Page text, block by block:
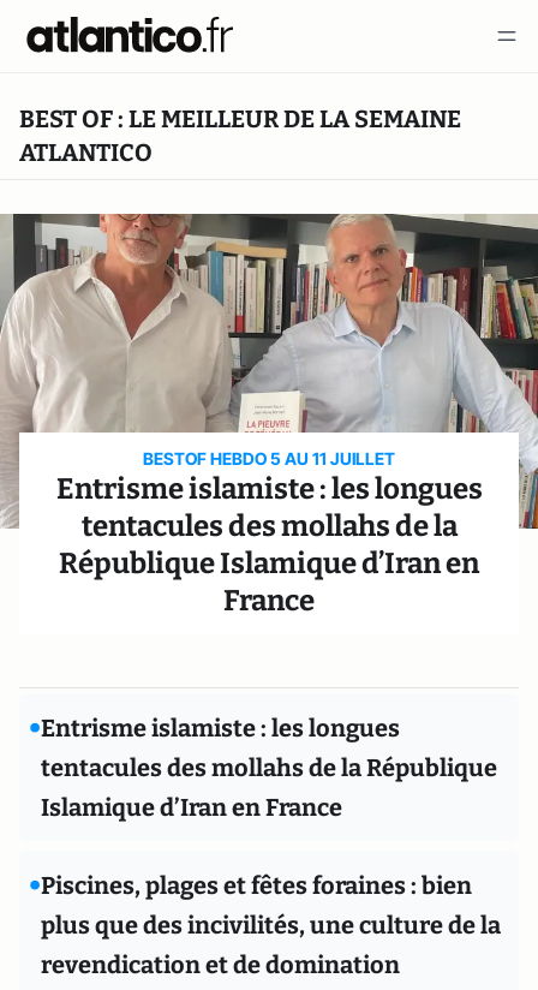
BEST OF : LE MEILLEUR DE LA SEMAINE
ATLANTICO
BESTOF HEBDO 5 AU 11 JUILLET
Entrisme islamiste : les longues
tentacules des mollahs de la
République Islamique d’Iran en
France
•Entrisme islamiste : les longues
tentacules des mollahs de la République
Islamique d’Iran en France
•Piscines, plages et fêtes foraines : bien
plus que des incivilités, une culture de la
revendication et de domination